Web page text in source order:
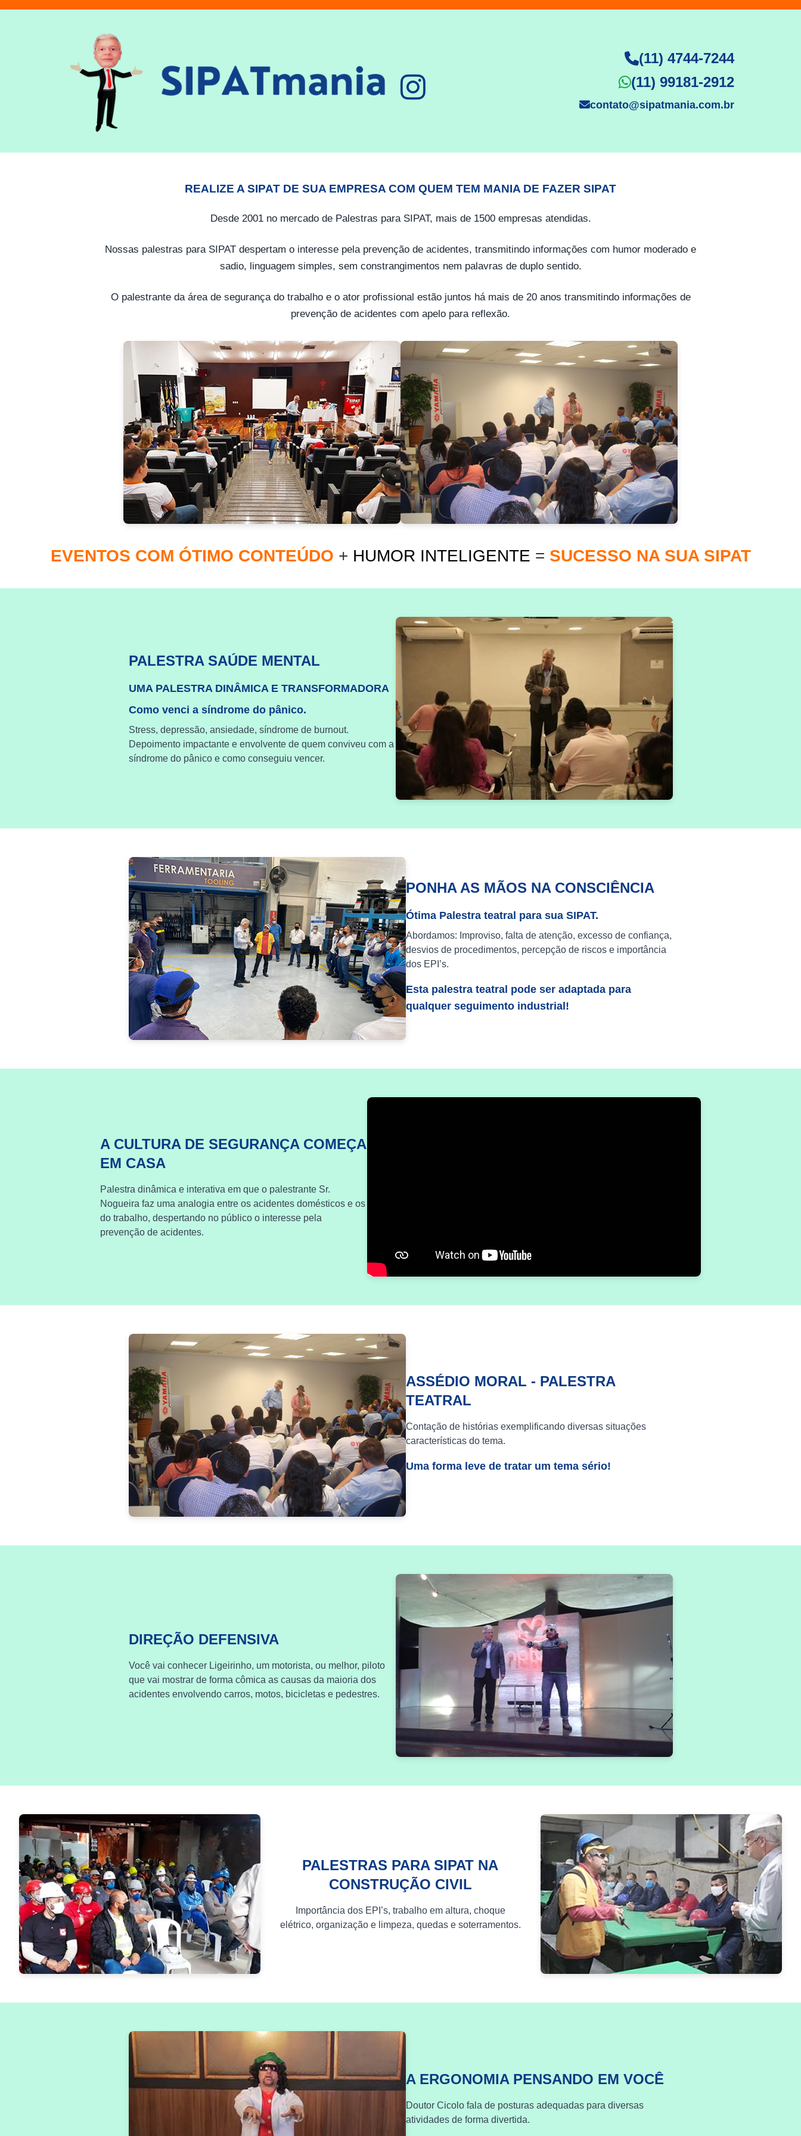
(11) 4744-7244
(11) 99181-2912
contato@sipatmania.com.br
REALIZE A SIPAT DE SUA EMPRESA COM QUEM TEM MANIA DE FAZER SIPAT
Desde 2001 no mercado de Palestras para SIPAT, mais de 1500 empresas atendidas.
Nossas palestras para SIPAT despertam o interesse pela prevenção de acidentes, transmitindo informações com humor moderado e
sadio, linguagem simples, sem constrangimentos nem palavras de duplo sentido.
O palestrante da área de segurança do trabalho e o ator profissional estão juntos há mais de 20 anos transmitindo informações de
prevenção de acidentes com apelo para reflexão.
EVENTOS COM ÓTIMO CONTEÚDO + HUMOR INTELIGENTE = SUCESSO NA SUA SIPAT
PALESTRA SAÚDE MENTAL
UMA PALESTRA DINÂMICA E TRANSFORMADORA
Como venci a síndrome do pânico.
Stress, depressão, ansiedade, síndrome de burnout.
Depoimento impactante e envolvente de quem conviveu com a
síndrome do pânico e como conseguiu vencer.
PONHA AS MÃOS NA CONSCIÊNCIA
Ótima Palestra teatral para sua SIPAT.
Abordamos: Improviso, falta de atenção, excesso de confiança,
desvios de procedimentos, percepção de riscos e importância
dos EPI’s.
Esta palestra teatral pode ser adaptada para
qualquer seguimento industrial!
A CULTURA DE SEGURANÇA COMEÇA
EM CASA
Palestra dinâmica e interativa em que o palestrante Sr.
Nogueira faz uma analogia entre os acidentes domésticos e os
do trabalho, despertando no público o interesse pela
prevenção de acidentes.
ASSÉDIO MORAL - PALESTRA
TEATRAL
Contação de histórias exemplificando diversas situações
características do tema.
Uma forma leve de tratar um tema sério!
DIREÇÃO DEFENSIVA
Você vai conhecer Ligeirinho, um motorista, ou melhor, piloto
que vai mostrar de forma cômica as causas da maioria dos
acidentes envolvendo carros, motos, bicicletas e pedestres.
PALESTRAS PARA SIPAT NA
CONSTRUÇÃO CIVIL
Importância dos EPI’s, trabalho em altura, choque
elétrico, organização e limpeza, quedas e soterramentos.
A ERGONOMIA PENSANDO EM VOCÊ
Doutor Cicolo fala de posturas adequadas para diversas
atividades de forma divertida.